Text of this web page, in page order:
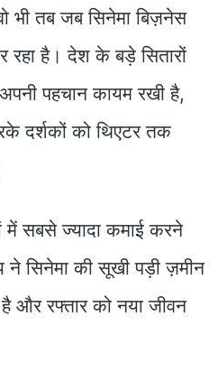
भी तब जब सिनेमा बिज़नेस
रहा है। देश के बड़े सितारों
पहचान कायम रखी है,
दर्शकों को थिएटर तक
सबसे ज्यादा कमाई करने
ने सिनेमा की सूखी पड़ी ज़मीन
है और रफ्तार को नया जीवन